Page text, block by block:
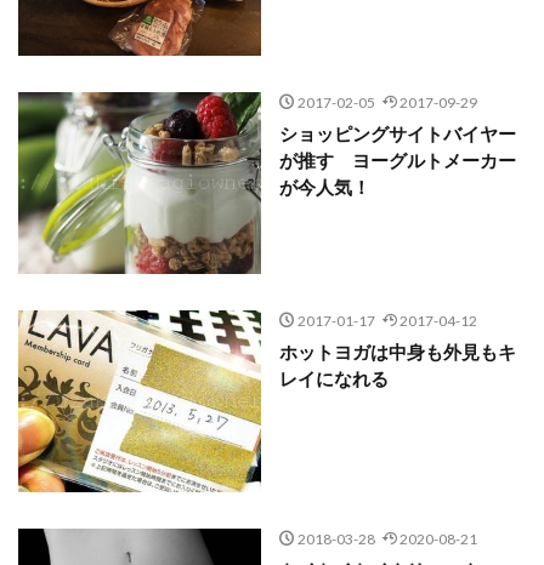
2017-02-05 2017-09-29
ショッピングサイトバイヤー
が推す ヨーグルトメーカー
が今人気！
2017-01-17 2017-04-12
ホットヨガは中身も外見もキ
レイになれる
2018-03-28 2020-08-21